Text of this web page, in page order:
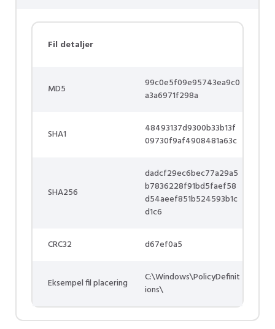
Fil detaljer
MD5
99c0e5f09e95743ea9c0
a3a6971f298a
SHA1
48493137d9300b33b13f
09730f9af4908481a63c
SHA256
dadcf29ec6bec77a29a5
b7836228f91bd5faef58
d54aeef851b524593b1c
d1c6
CRC32 d67ef0a5
Eksempel fil placering
C:\Windows\PolicyDefinit
ions\